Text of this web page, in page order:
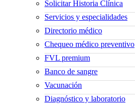
Solicitar Historia Clínica
Servicios y especialidades
Directorio médico
Chequeo médico preventivo
FVL premium
Banco de sangre
Vacunación
Diagnóstico y laboratorio